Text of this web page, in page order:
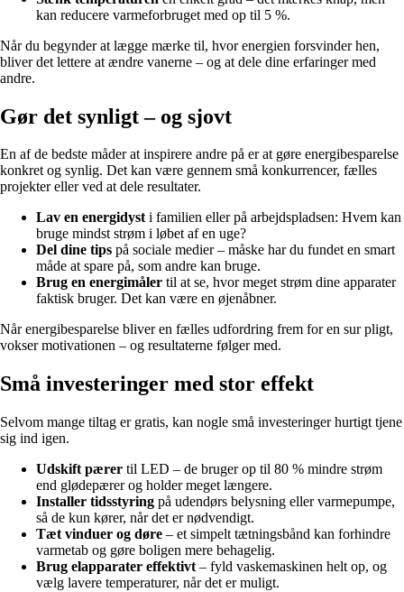
kan reducere varmeforbruget med op til 5 %.
Når du begynder at lægge mærke til, hvor energien forsvinder hen,
bliver det lettere at ændre vanerne – og at dele dine erfaringer med
andre.
Gør det synligt – og sjovt
En af de bedste måder at inspirere andre på er at gøre energibesparelse
konkret og synlig. Det kan være gennem små konkurrencer, fælles
projekter eller ved at dele resultater.
Lav en energidysti familien eller på arbejdspladsen: Hvem kan
bruge mindst strøm i løbet af en uge?
Del dine tips på sociale medier – måske har du fundet en smart
måde at spare på, som andre kan bruge.
Brug en energimåler til at se, hvor meget strøm dine apparater
faktisk bruger. Det kan være en øjenåbner.
Når energibesparelse bliver en fælles udfordring frem for en sur pligt,
vokser motivationen – og resultaterne følger med.
Små investeringer med stor effekt
Selvom mange tiltag er gratis, kan nogle små investeringer hurtigt tjene
sig ind igen.
Udskift pærer til LED – de bruger op til 80 % mindre strøm
end glødepærer og holder meget længere.
Installer tidsstyring på udendørs belysning eller varmepumpe,
så de kun kører, når det er nødvendigt.
Tæt vinduer og døre – et simpelt tætningsbånd kan forhindre
varmetab og gøre boligen mere behagelig.
Brug elapparater effektivt – fyld vaskemaskinen helt op, og
vælg lavere temperaturer, når det er muligt.